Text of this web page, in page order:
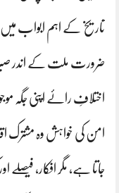
تاریخ کے اہم ابواب
ضرورت ملت کے اندر صبر،
اختلافِ رائے اپنی جگہ
امن کی خواہش وہ مشترک
جاتا ہے، مگر افکار،